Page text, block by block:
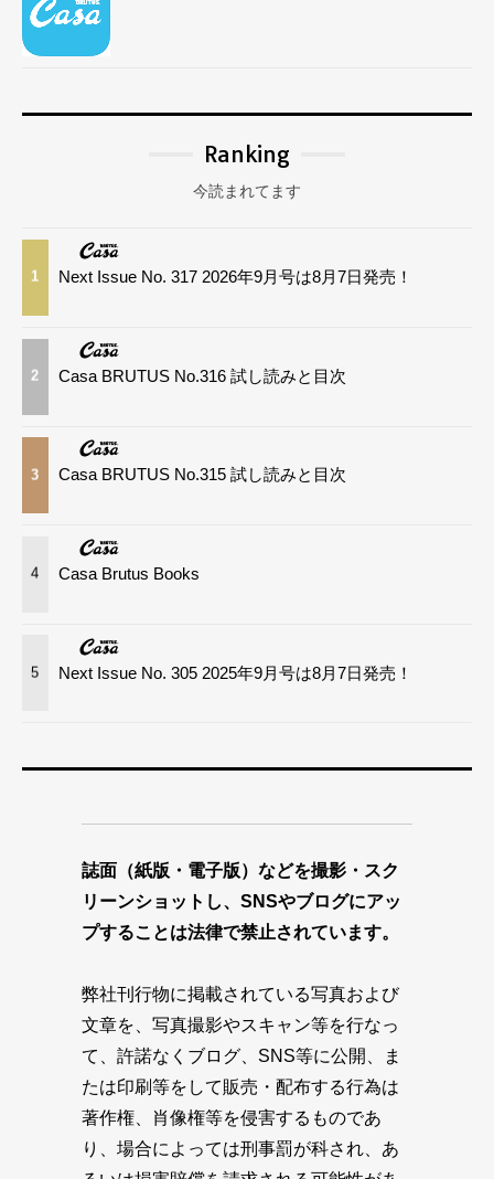
Ranking
今読まれてます
1 Next Issue No. 317 2026年9月号は8月7日発売！
2 Casa BRUTUS No.316 試し読みと目次
3 Casa BRUTUS No.315 試し読みと目次
4 Casa Brutus Books
5 Next Issue No. 305 2025年9月号は8月7日発売！
誌面（紙版・電子版）などを撮影・スク
リーンショットし、SNSやブログにアッ
プすることは法律で禁止されています。
弊社刊行物に掲載されている写真および
文章を、写真撮影やスキャン等を行なっ
て、許諾なくブログ、SNS等に公開、ま
たは印刷等をして販売・配布する行為は
著作権、肖像権等を侵害するものであ
り、場合によっては刑事罰が科され、あ